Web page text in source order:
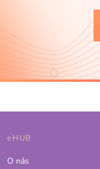
eHUB
O nás